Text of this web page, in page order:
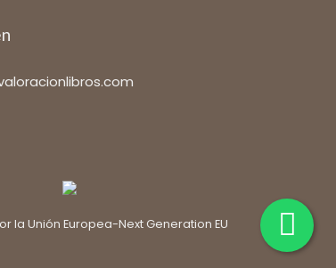
la Unión Europea-Next Generation EU